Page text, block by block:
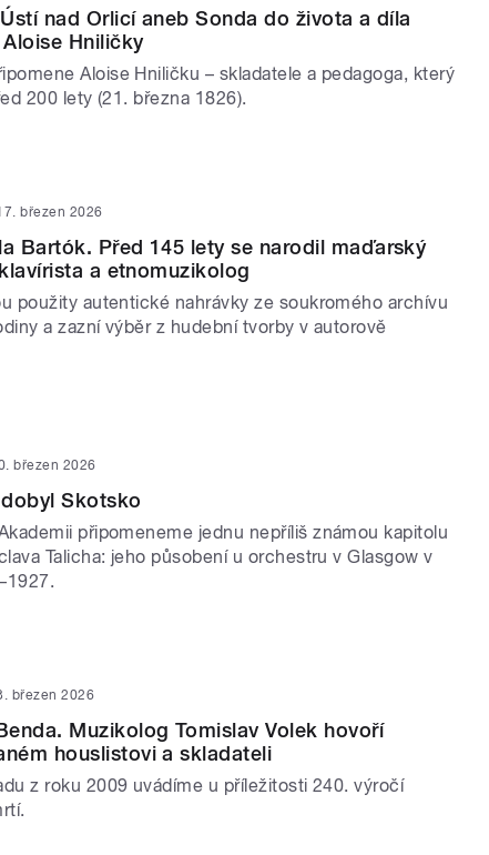
nad Orlicí aneb Sonda do života a díla
Hniličky
Aloise Hniličku – skladatele a pedagoga, který
200 lety (21. března 1826).
březen 2026
Bartók. Před 145 lety se narodil maďarský
a etnomuzikolog
použity autentické nahrávky ze soukromého archívu
a zazní výběr z hudební tvorby v autorově
březen 2026
Skotsko
připomeneme jednu nepříliš známou kapitolu
Talicha: jeho působení u orchestru v Glasgow v
březen 2026
Muzikolog Tomislav Volek hovoří
houslistovi a skladateli
z roku 2009 uvádíme u příležitosti 240. výročí